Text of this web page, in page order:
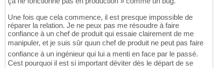
Une fois que cela commence, il est presque impossible de
réparer la relation. Je ne peux pas me résoudre à faire
confiance à un chef de produit qui essaie clairement de me
manipuler, et je suis sûr quun chef de produit ne peut pas faire
confiance à un ingénieur qui lui a menti en face par le passé.
Cest pourquoi il est si important déviter dès le départ de se